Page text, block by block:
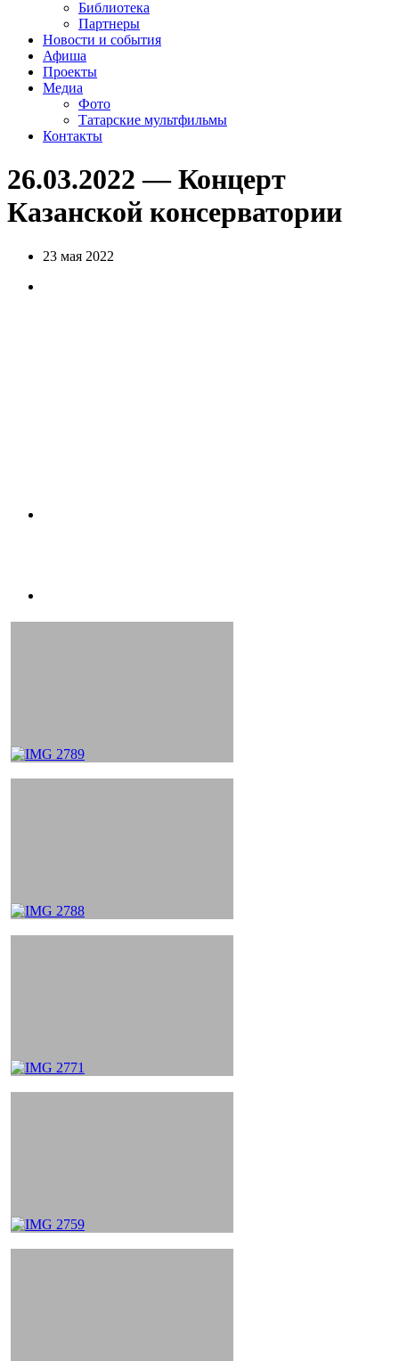
Библиотека
Партнеры
Новости и события
Афиша
Проекты
Медиа
Фото
Татарские мультфильмы
Контакты
26.03.2022 — Концерт
Казанской консерватории
23 мая 2022